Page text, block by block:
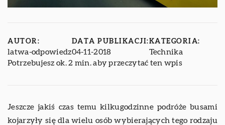
AUTOR:
latwa-odpowiedz
DATA PUBLIKACJI:
04-11-2018
KATEGORIA:
Technika
Potrzebujesz ok. 2 min. aby przeczytać ten wpis
Jeszcze jakiś czas temu kilkugodzinne podróże busami
kojarzyły się dla wielu osób wybierających tego rodzaju